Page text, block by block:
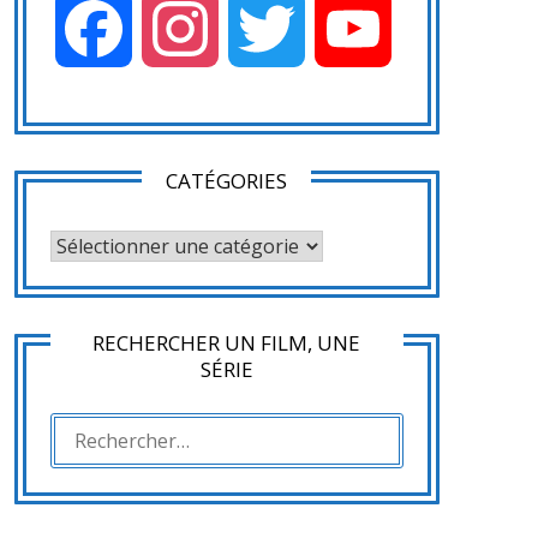
Facebook Instagram Twitter
CATÉGORIES
CATÉGORIES
RECHERCHER UN FILM, UNE
SÉRIE